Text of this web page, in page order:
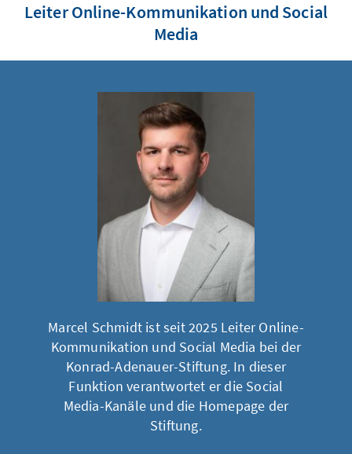
Leiter Online-Kommunikation und Social
Media
Marcel Schmidt ist seit 2025 Leiter Online-
Kommunikation und Social Media bei der
Konrad-Adenauer-Stiftung. In dieser
Funktion verantwortet er die Social
Media-Kanäle und die Homepage der
Stiftung.